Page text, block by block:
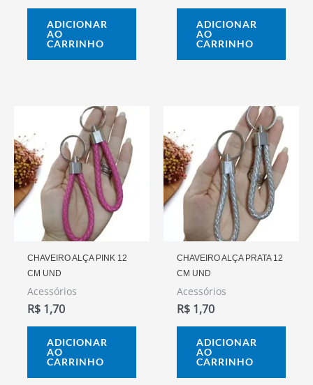
ADICIONAR
AO
CARRINHO
ADICIONAR
AO
CARRINHO
CHAVEIRO ALÇA PINK 12
CM UND
Acessórios
R$ 1,70
ADICIONAR
AO
CARRINHO
CHAVEIRO ALÇA PRATA 12
CM UND
Acessórios
R$ 1,70
ADICIONAR
AO
CARRINHO